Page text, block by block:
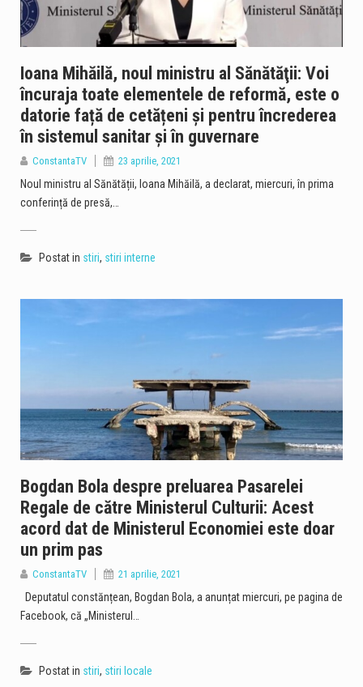
Ioana Mihăilă, noul ministru al Sănătăţii: Voi
încuraja toate elementele de reformă, este o
datorie față de cetățeni și pentru încrederea
în sistemul sanitar și în guvernare
ConstantaTV 23 aprilie, 2021
Noul ministru al Sănătății, Ioana Mihăilă, a declarat, miercuri, în prima
conferință de presă,…
Postat in stiri, stiri interne
Bogdan Bola despre preluarea Pasarelei
Regale de către Ministerul Culturii: Acest
acord dat de Ministerul Economiei este doar
un prim pas
ConstantaTV 21 aprilie, 2021
Deputatul constănțean, Bogdan Bola, a anunțat miercuri, pe pagina de
Facebook, că „Ministerul…
Postat in stiri, stiri locale